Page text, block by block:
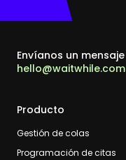
Envíanos un mensaje
hello@waitwhile.com
Producto
Gestión de colas
Programación de citas